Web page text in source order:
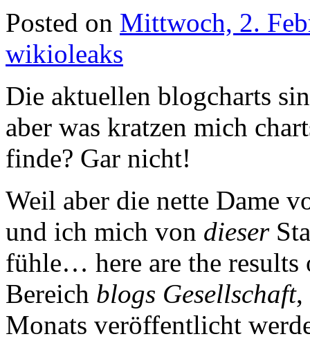
Posted on Mittwoch, 2.
wikioleaks
Die aktuellen blogcharts
aber was kratzen mich
finde? Gar nicht!
Weil aber die nette Dame
und ich mich von dieser
fühle… here are the
Bereich blogs Gesellschaft,
Monats veröffentlicht